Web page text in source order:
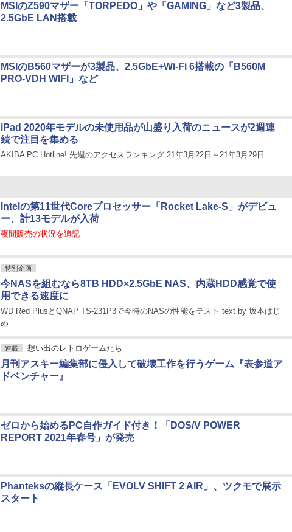
MSIのZ590マザー「TORPEDO」や「GAMING」など3製品、
2.5GbE LAN搭載
MSIのB560マザーが3製品、2.5GbE+Wi-Fi 6搭載の「B560M
PRO-VDH WIFI」など
iPad 2020年モデルの未使用品が山盛り入荷のニュースが2週連
続で注目を集める
AKIBA PC Hotline! 先週のアクセスランキング 21年3月22日～21年3月29日
Intelの第11世代Coreプロセッサー「Rocket Lake-S」がデビュ
ー、計13モデルが入荷
夜間販売の状況を追記
特別企画
今NASを組むなら8TB HDD×2.5GbE NAS、内蔵HDD感覚で使
用できる速度に
WD Red PlusとQNAP TS-231P3で今時のNASの性能をテスト text by 坂本はじ
め
連載 想い出のレトロゲームたち
月刊アスキー編集部に侵入して破壊工作を行うゲーム『表参道ア
ドベンチャー』
ゼロから始めるPC自作ガイド付き！「DOS/V POWER
REPORT 2021年春号」が発売
Phanteksの縦長ケース「EVOLV SHIFT 2 AIR」、ツクモで展示
スタート